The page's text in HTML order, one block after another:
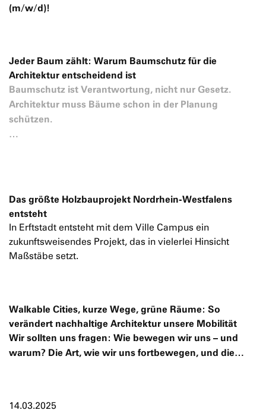
(m/w/d)!
Jeder Baum zählt: Warum Baumschutz für die
Architektur entscheidend ist
Baumschutz ist Verantwortung, nicht nur Gesetz.
Architektur muss Bäume schon in der Planung
schützen.
…
Das größte Holzbauprojekt Nordrhein-Westfalens
entsteht
In Erftstadt entsteht mit dem Ville Campus ein
zukunftsweisendes Projekt, das in vielerlei Hinsicht
Maßstäbe setzt.
Walkable Cities, kurze Wege, grüne Räume: So
verändert nachhaltige Architektur unsere Mobilität
Wir sollten uns fragen: Wie bewegen wir uns – und
warum? Die Art, wie wir uns fortbewegen, und die…
14.03.2025